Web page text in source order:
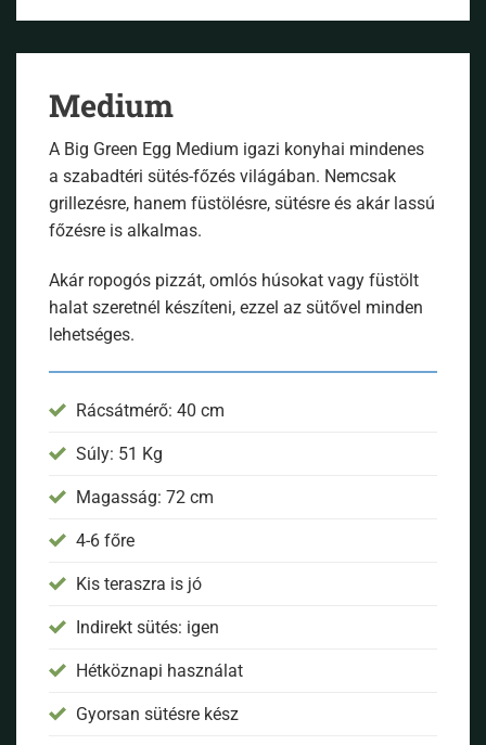
Medium
A Big Green Egg Medium igazi konyhai mindenes
a szabadtéri sütés-főzés világában. Nemcsak
grillezésre, hanem füstölésre, sütésre és akár lassú
főzésre is alkalmas.
Akár ropogós pizzát, omlós húsokat vagy füstölt
halat szeretnél készíteni, ezzel az sütővel minden
lehetséges.
Rácsátmérő: 40 cm
Súly: 51 Kg
Magasság: 72 cm
4-6 főre
Kis teraszra is jó
Indirekt sütés: igen
Hétköznapi használat
Gyorsan sütésre kész